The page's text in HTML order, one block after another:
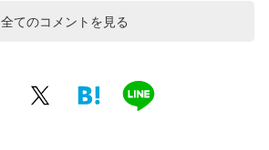
全てのコメントを見る